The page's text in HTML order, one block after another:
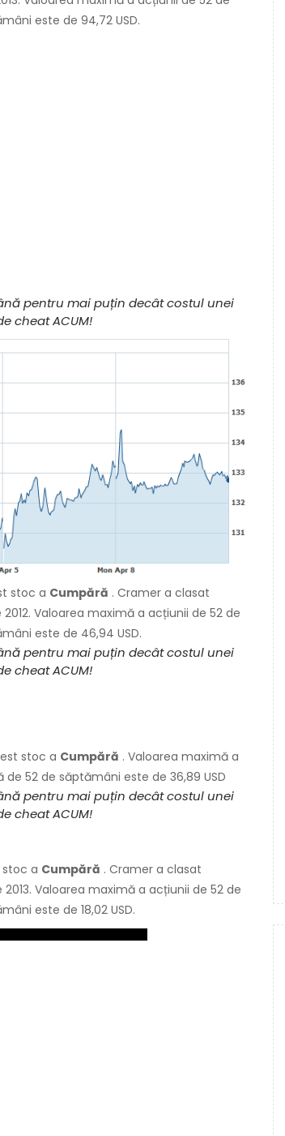
este de 94,72 USD.
pentru mai puțin decât costul unei
cheat ACUM!
stoc a Cumpără . Cramer a clasat
Valoarea maximă a acțiunii de 52 de
este de 46,94 USD.
pentru mai puțin decât costul unei
cheat ACUM!
stoc a Cumpără . Valoarea maximă a
52 de săptămâni este de 36,89 USD
pentru mai puțin decât costul unei
cheat ACUM!
stoc a Cumpără . Cramer a clasat
Valoarea maximă a acțiunii de 52 de
este de 18,02 USD.